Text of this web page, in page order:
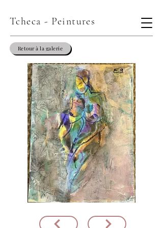
Tcheca - Peintures
Retour à la galerie